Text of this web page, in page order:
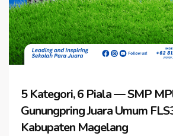
5 Kategori, 6 Piala — SMP
Gunungpring Juara Umum
Kabupaten Magelang